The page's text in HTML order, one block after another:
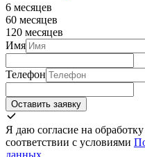
6 месяцев
60 месяцев
120 месяцев
Имя
Телефон
Оставить заявку
Я даю согласие на
соответствии с условиями
данных